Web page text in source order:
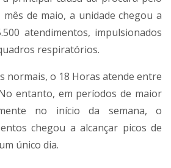
de maio, a unidade chegou a
atendimentos, impulsionados
respiratórios.
normais, o 18 Horas atende entre
entanto, em períodos de maior
no início da semana, o
chegou a alcançar picos de
único dia.